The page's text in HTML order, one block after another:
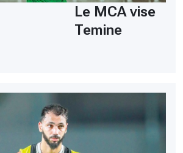
Le MCA vise
Temine